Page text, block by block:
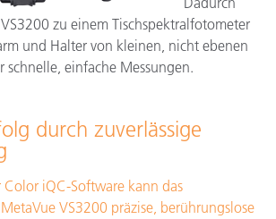
zu einem Tischspektralfotometer
und Halter von kleinen, nicht ebenen
einfache Messungen.
durch zuverlässige
iQC-Software kann das
VS3200 präzise, berührungslose